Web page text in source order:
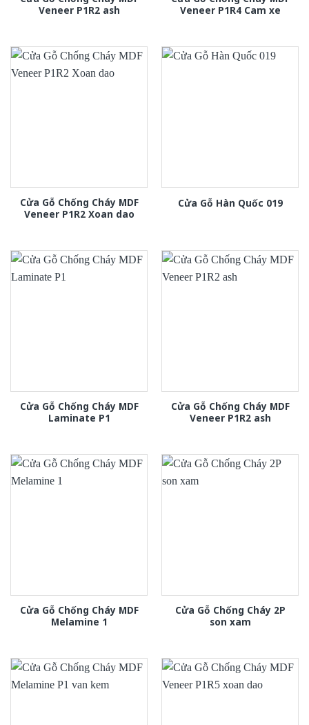
Veneer P1R2 ash
Veneer P1R4 Cam xe
Cửa Gỗ Chống Cháy MDF
Veneer P1R2 Xoan dao
Cửa Gỗ Hàn Quốc 019
Cửa Gỗ Chống Cháy MDF
Laminate P1
Cửa Gỗ Chống Cháy MDF
Veneer P1R2 ash
Cửa Gỗ Chống Cháy MDF
Melamine 1
Cửa Gỗ Chống Cháy 2P
son xam